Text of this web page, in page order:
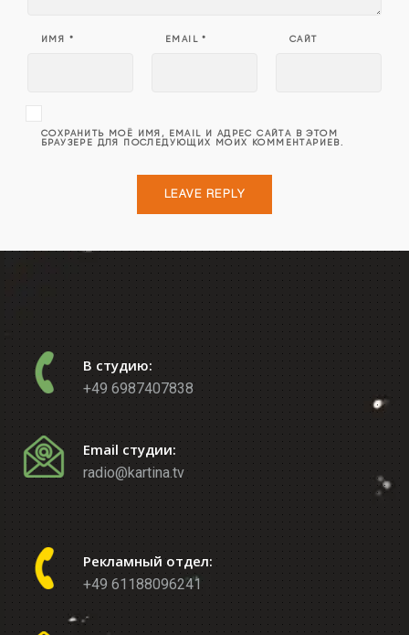
ИМЯ * EMAIL* САЙТ
СОХРАНИТЬ МОЁ ИМЯ, EMAIL И АДРЕС САЙТА В ЭТОМ
БРАУЗЕРЕ ДЛЯ ПОСЛЕДУЮЩИХ МОИХ КОММЕНТАРИЕВ.
В студию:
+49 6987407838
Email студии:
radio@kartina.tv
Рекламный отдел:
+49 61188096241